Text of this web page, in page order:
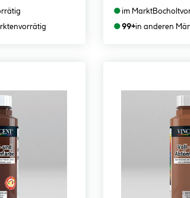
vorrätig
●im MarktBocholt
●99+in anderen